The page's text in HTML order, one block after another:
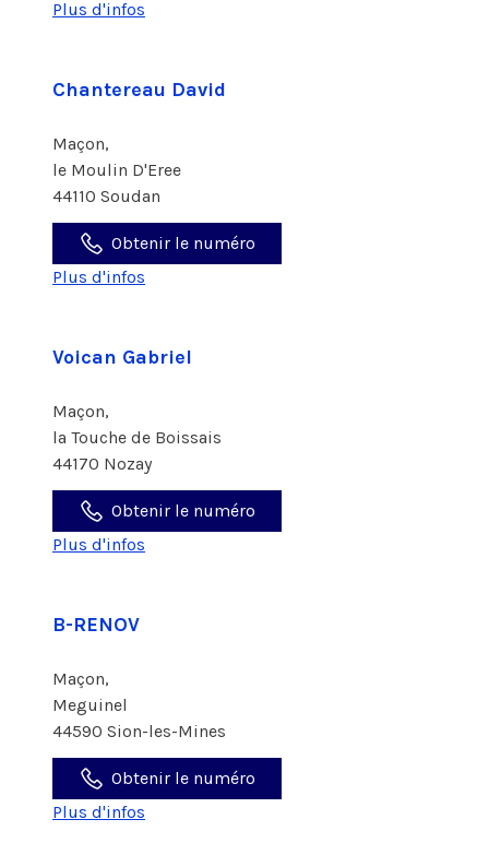
Plus d'infos
Chantereau David
Maçon,
le Moulin D'Eree
44110 Soudan
Obtenir le numéro
Plus d'infos
Voican Gabriel
Maçon,
la Touche de Boissais
44170 Nozay
Obtenir le numéro
Plus d'infos
B-RENOV
Maçon,
Meguinel
44590 Sion-les-Mines
Obtenir le numéro
Plus d'infos